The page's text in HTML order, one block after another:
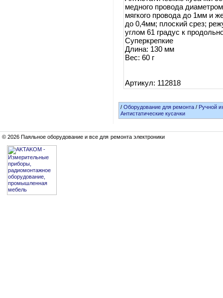
медного провода
мягкого провода до 1мм и
до 0,4мм; плоский срез;
углом 61 градус к
Суперкрепкие
Длина: 130 мм
Вес: 60 г
Артикул: 112818
/Оборудование для ремонта / Ручной
Антистатические кусачки
© 2026 Паяльное оборудование и все для ремонта электроники